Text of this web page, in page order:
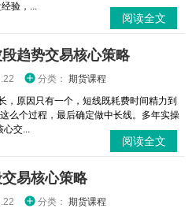
验，...
阅读全文
趋势交易核心策略
分类： 期货课程
，原因只有一个，短线既耗费时间精力到
么个过程，最后确定做中长线。多年实操
心交...
阅读全文
易核心策略
分类： 期货课程